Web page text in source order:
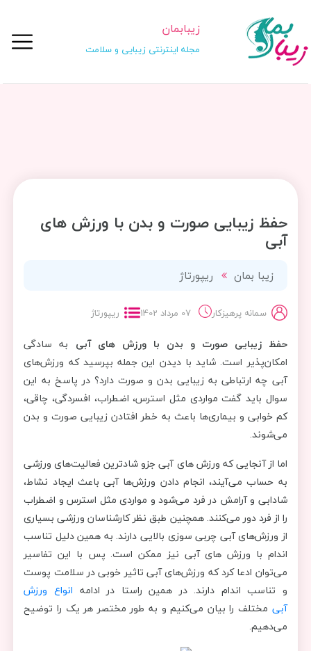
زیبابمان
مجله اینترنتی زیبایی و سلامت
حفظ زیبایی صورت و بدن با ورزش های
آبی
زیبا بمان ریپورتاژ
سمانه پرهیزکار 07 مرداد 1402 ریپورتاژ
حفظ زیبایی صورت و بدن با ورزش های آبی به سادگی
امکان‌پذیر است. شاید با دیدن این جمله بپرسید که ورزش‌های
آبی چه ارتباطی به زیبایی بدن و صورت دارد؟ در پاسخ به این
سوال باید گفت مواردی مثل استرس، اضطراب، افسردگی، چاقی،
کم خوابی و بیماری‌ها باعث به خطر افتادن زیبایی صورت و بدن
می‌شوند.
اما از آنجایی که ورزش های آبی جزو شادترین فعالیت‌های ورزشی
به حساب می‌آیند، انجام دادن ورزش‌ها آبی باعث ایجاد نشاط،
شادابی و آرامش در فرد می‌شود و مواردی مثل استرس و اضطراب
را از فرد دور می‌کنند. همچنین طبق نظر کارشناسان ورزشی بسیاری
از ورزش‌های آبی چربی سوزی بالایی دارند. به همین دلیل تناسب
اندام با ورزش های آبی نیز ممکن است. پس با این تفاسیر
می‌توان ادعا کرد که ورزش‌های آبی تاثیر خوبی در سلامت پوست
و تناسب اندام دارند. در همین راستا در ادامه انواع ورزش
آبی مختلف را بیان می‌کنیم و به طور مختصر هر یک را توضیح
می‌دهیم.